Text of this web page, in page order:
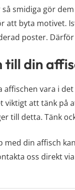
smidiga gör
att byta motivet.
poster.
till din
vara i
viktigt att tänk på
till detta. Tänk
med din affisch
oss direkt via